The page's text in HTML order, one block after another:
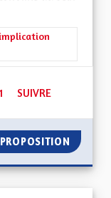
solidarités, les soins
51 ABONNÉS
SUIVRE